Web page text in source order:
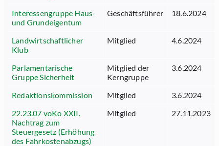
Interessengruppe Haus-
und Grundeigentum
Geschäftsführer 18.6.2024
Landwirtschaftlicher
Klub
Mitglied 4.6.2024
Parlamentarische
Gruppe Sicherheit
Mitglied der
Kerngruppe
3.6.2024
Redaktionskommission Mitglied
3.6.2024
22.23.07 voKo XXII.
Nachtrag zum
Steuergesetz (Erhöhung
des Fahrkostenabzugs)
Mitglied 27.11.2023